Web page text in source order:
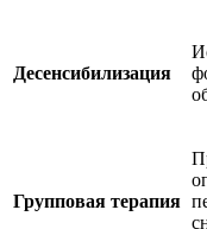
Десенсибилизация
Групповая терапия